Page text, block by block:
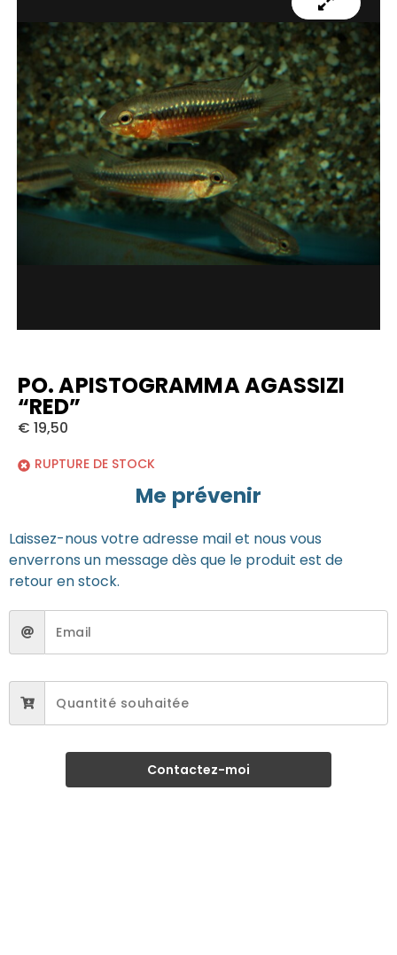
PO. APISTOGRAMMA AGASSIZI
“RED”
€ 19,50
RUPTURE DE STOCK
Me prévenir
Laissez-nous votre adresse mail et nous vous
enverrons un message dès que le produit est de
retour en stock.
Contactez-moi